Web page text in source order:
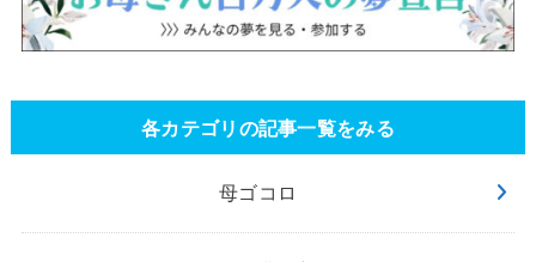
各カテゴリの記事一覧をみる
母ゴコロ